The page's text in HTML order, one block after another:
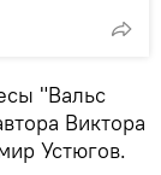
"Вальс
Виктора
Устюгов.